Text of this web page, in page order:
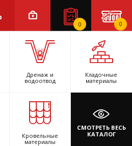
0 0
Дренаж и
водоотвод
Кладочные
материалы
Кровельные
материалы
СМОТРЕТЬ ВЕСЬ
КАТАЛОГ